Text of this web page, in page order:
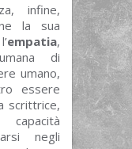
infine,
la sua
empatia,
di
umano,
essere
scrittrice,
negli